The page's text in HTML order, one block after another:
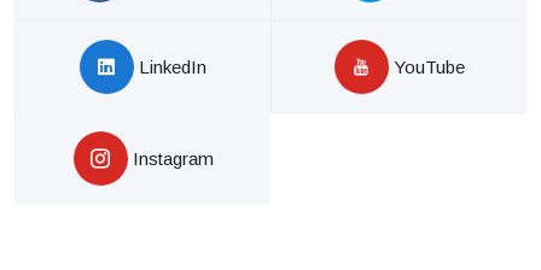
LinkedIn YouTube
Instagram